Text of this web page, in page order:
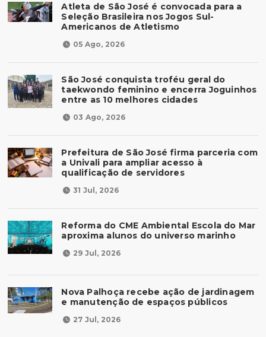
Atleta de São José é convocada para a
Seleção Brasileira nos Jogos Sul-
Americanos de Atletismo
05 Ago, 2026
São José conquista troféu geral do
taekwondo feminino e encerra Joguinhos
entre as 10 melhores cidades
03 Ago, 2026
Prefeitura de São José firma parceria com
a Univali para ampliar acesso à
qualificação de servidores
31 Jul, 2026
Reforma do CME Ambiental Escola do Mar
aproxima alunos do universo marinho
29 Jul, 2026
Nova Palhoça recebe ação de jardinagem
e manutenção de espaços públicos
27 Jul, 2026